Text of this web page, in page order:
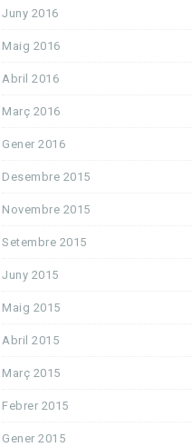
Juny 2016
Maig 2016
Abril 2016
Març 2016
Gener 2016
Desembre 2015
Novembre 2015
Setembre 2015
Juny 2015
Maig 2015
Abril 2015
Març 2015
Febrer 2015
Gener 2015